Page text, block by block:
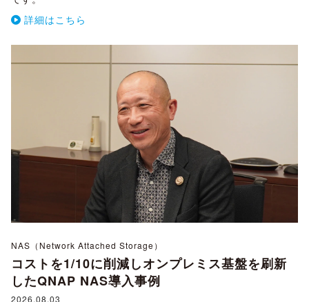
詳細はこちら
NAS（Network Attached Storage）
コストを1/10に削減しオンプレミス基盤を刷新
したQNAP NAS導入事例
2026.08.03